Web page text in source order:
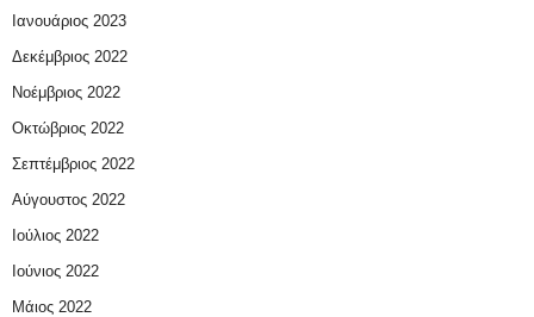
Ιανουάριος 2023
Δεκέμβριος 2022
Νοέμβριος 2022
Οκτώβριος 2022
Σεπτέμβριος 2022
Αύγουστος 2022
Ιούλιος 2022
Ιούνιος 2022
Μάιος 2022